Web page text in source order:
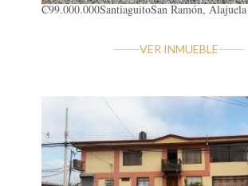
₡99.000.000SantiaguitoSan Ramón, Alajuela
VER INMUEBLE